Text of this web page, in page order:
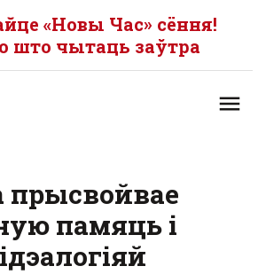
«Новы Час» сёння!
што чытаць заўтра
прысвойвае
памяць і